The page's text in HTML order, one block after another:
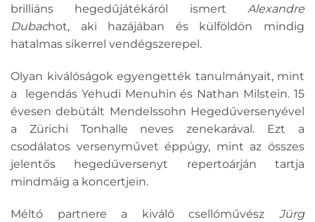
brilliáns hegedűjátékáról ismert Alexandre
Dubachot, aki hazájában és külföldön mindig
hatalmas sikerrel vendégszerepel.
Olyan kiválóságok egyengették tanulmányait, mint
a legendás Yehudi Menuhin és Nathan Milstein. 15
évesen debütált Mendelssohn Hegedűversenyével
a Zürichi Tonhalle neves zenekarával. Ezt a
csodálatos versenyművet éppúgy, mint az összes
jelentős hegedűversenyt repertoárján tartja
mindmáig a koncertjein.
Méltó partnere a kiváló csellóművész Jürg